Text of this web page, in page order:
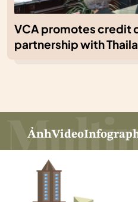
VCA promotes credit
partnership with
ẢnhVideo